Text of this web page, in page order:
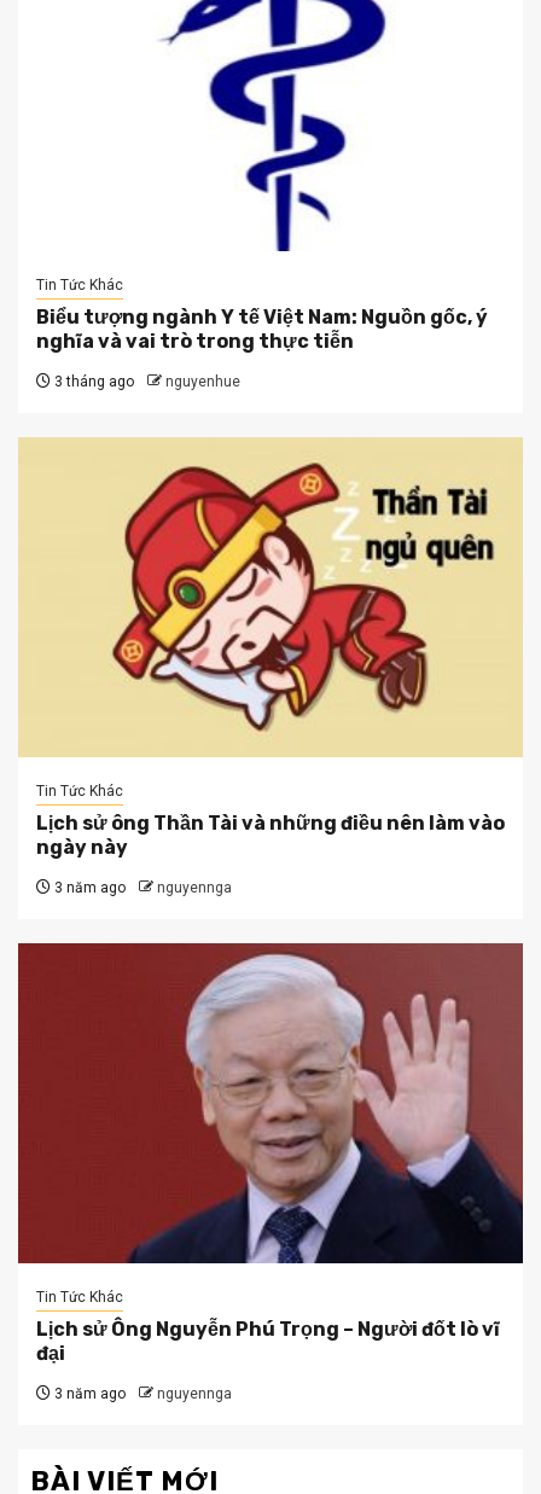
Tin Tức Khác
Biểu tượng ngành Y tế Việt Nam: Nguồn gốc, ý
nghĩa và vai trò trong thực tiễn
3 tháng ago nguyenhue
Tin Tức Khác
Lịch sử ông Thần Tài và những điều nên làm vào
ngày này
3 năm ago nguyennga
Tin Tức Khác
Lịch sử Ông Nguyễn Phú Trọng – Người đốt lò vĩ
đại
3 năm ago nguyennga
BÀI VIẾT MỚI